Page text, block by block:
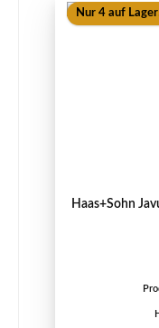
Nur 4 auf
Haas+Sohn